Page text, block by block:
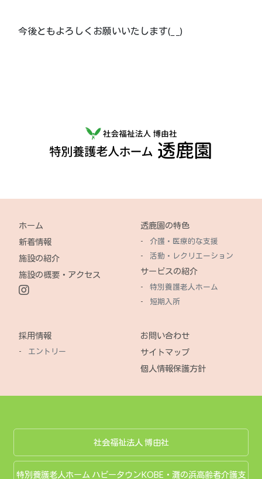
今後ともよろしくお願いいたします(_ _)
ホーム
新着情報
施設の紹介
施設の概要・アクセス
透鹿園の特色
介護・医療的な支援
活動・レクリエーション
サービスの紹介
特別養護老人ホーム
短期入所
採用情報
エントリー
お問い合わせ
サイトマップ
個人情報保護方針
社会福祉法人 博由社
特別養護老人ホーム ハピータウンKOBE・灘の浜高齢者介護支